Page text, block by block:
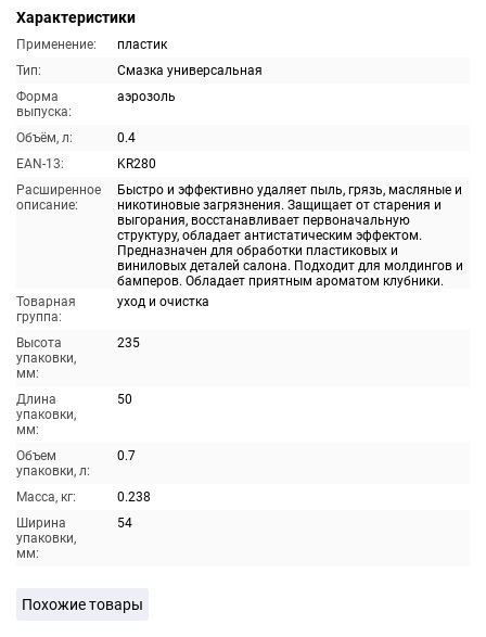
Характеристики
Применение:
пластик
Тип:
Смазка универсальная
Форма
выпуска:
аэрозоль
Объём, л:
0.4
EAN-13:
KR280
Расширенное
описание:
Быстро и эффективно удаляет пыль, грязь, масляные и
никотиновые загрязнения. Защищает от старения и
выгорания, восстанавливает первоначальную
структуру, обладает антистатическим эффектом.
Предназначен для обработки пластиковых и
виниловых деталей салона. Подходит для молдингов и
бамперов. Обладает приятным ароматом клубники.
Товарная
группа:
уход и очистка
Высота
упаковки,
мм:
235
Длина
упаковки,
мм:
50
Объем
упаковки, л:
0.7
Масса, кг:
0.238
Ширина
упаковки,
мм:
54
Похожие товары